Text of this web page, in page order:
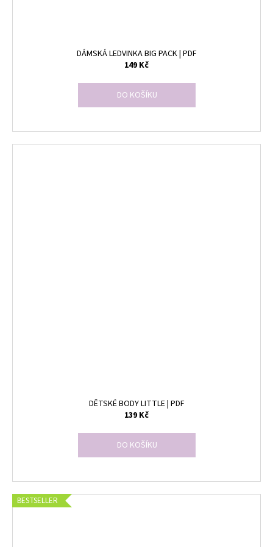
DÁMSKÁ LEDVINKA BIG PACK | PDF
149 Kč
DO KOŠÍKU
DĚTSKÉ BODY LITTLE | PDF
139 Kč
DO KOŠÍKU
BESTSELLER